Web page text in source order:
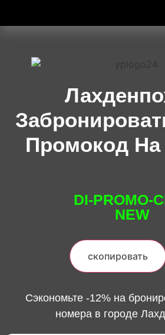
Промокод На
DI-PROMO-
NEW
скопировать
Сэкономьте -12% на
номера в городе